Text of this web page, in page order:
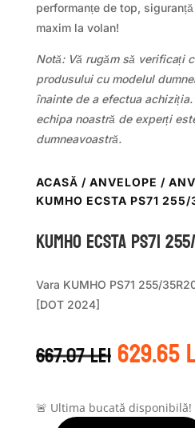
performanțe de top,
maxim la volan!
Notă: Vă rugăm să verificați
produsului cu modelul
înainte de a efectua
echipa noastră de experți
dumneavoastră.
ACASĂ / ANVELOPE /
KUMHO ECSTA PS71
Kumho ECSTA PS71
Vara KUMHO PS71 255/
[DOT 2024]
667.07leiPrețul
inițial
fost:
629.65
🚨 Ultima bucată disponibilă!